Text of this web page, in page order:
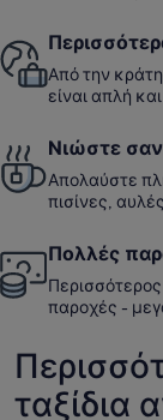
Από την
είναι απλή
Νιώστε σαν
Απολαύστε
πισίνες,
Πολλές
παροχές -
ταξίδια